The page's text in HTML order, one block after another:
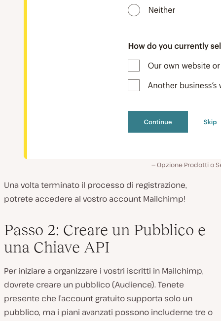
Opzione Prodotti o
Una volta terminato il processo di registrazione,
potrete accedere al vostro account Mailchimp!
Passo 2: Creare un Pubblico e
una Chiave API
Per iniziare a organizzare i vostri iscritti in Mailchimp,
dovrete creare un pubblico (Audience). Tenete
presente che l’account gratuito supporta solo un
pubblico, ma i piani avanzati possono includerne tre o